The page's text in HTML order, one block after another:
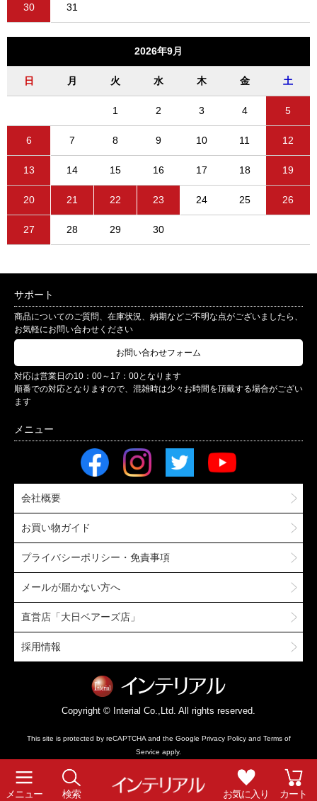
メニュー 検索 お気に入り カート
30 31
2026年9月
日 月 火 水 木 金 土
1 2 3 4 5
6 7 8 9 10 11 12
13 14 15 16 17 18 19
20 21 22 23 24 25 26
27 28 29 30
サポート
商品についてのご質問、在庫状況、納期などご不明な点がございましたら、
お気軽にお問い合わせください
お問い合わせフォーム
対応は営業日の10：00～17：00となります
順番での対応となりますので、混雑時は少々お時間を頂戴する場合がござい
ます
会社概要
お買い物ガイド
プライバシーポリシー・免責事項
メールが届かない方へ
直営店「大日ベアーズ店」
採用情報
Copyright © Interial Co.,Ltd. All rights reserved.
This site is protected by reCAPTCHA and the Google Privacy Policyand Terms of
Service apply.